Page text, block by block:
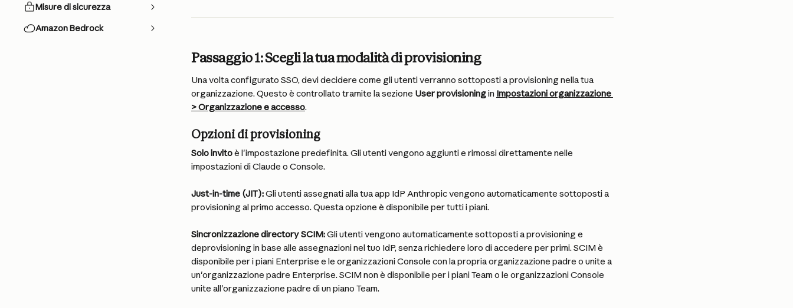
Misure di sicurezza
Amazon Bedrock
Passaggio 1: Scegli la tua modalità di provisioning
Una volta configurato SSO, devi decidere come gli utenti verranno sottoposti a provisioning nella tua
organizzazione. Questo è controllato tramite la sezione User provisioning in Impostazioni organizzazione
> Organizzazione e accesso.
Opzioni di provisioning
Solo invito è l'impostazione predefinita. Gli utenti vengono aggiunti e rimossi direttamente nelle
impostazioni di Claude o Console.
Just-in-time (JIT): Gli utenti assegnati alla tua app IdP Anthropic vengono automaticamente sottoposti a
provisioning al primo accesso. Questa opzione è disponibile per tutti i piani.
Sincronizzazione directory SCIM: Gli utenti vengono automaticamente sottoposti a provisioning e
deprovisioning in base alle assegnazioni nel tuo IdP, senza richiedere loro di accedere per primi. SCIM è
disponibile per i piani Enterprise e le organizzazioni Console con la propria organizzazione padre o unite a
un'organizzazione padre Enterprise. SCIM non è disponibile per i piani Team o le organizzazioni Console
unite all'organizzazione padre di un piano Team.